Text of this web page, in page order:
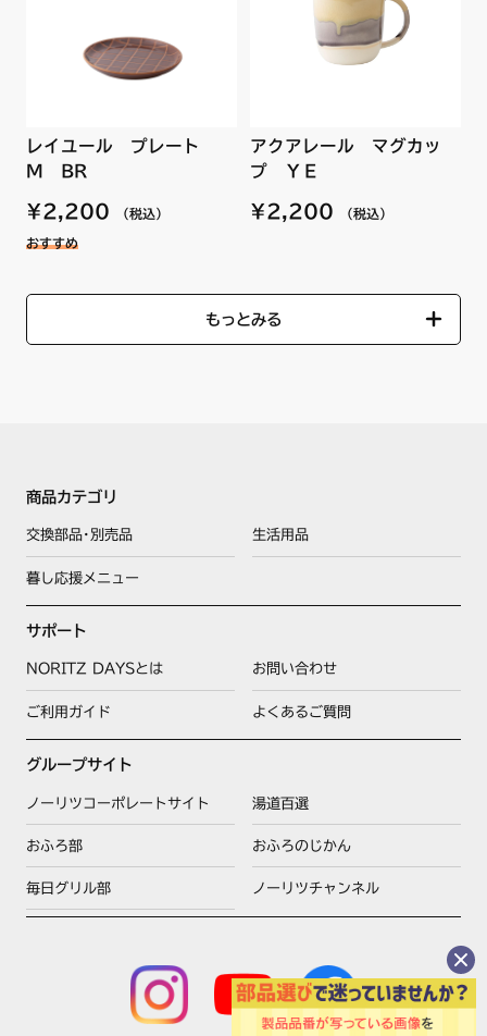
レイユール プレート
M BR
¥2,200 （税込）
おすすめ
アクアレール マグカッ
プ ＹＥ
¥2,200 （税込）
もっとみる
商品カテゴリ
交換部品･別売品 生活用品
暮し応援メニュー
サポート
NORITZ DAYSとは お問い合わせ
ご利用ガイド よくあるご質問
グループサイト
ノーリツコーポレートサイト 湯道百選
おふろ部 おふろのじかん
毎日グリル部 ノーリツチャンネル